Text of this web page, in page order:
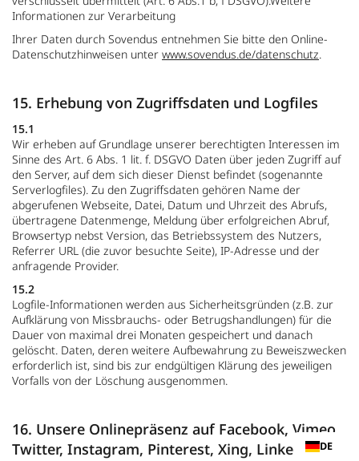
Informationen zur Verarbeitung
Ihrer Daten durch Sovendus entnehmen Sie bitte den Online-
Datenschutzhinweisen unter www.sovendus.de/datenschutz.
15. Erhebung von Zugriffsdaten und Logfiles
15.1
Wir erheben auf Grundlage unserer berechtigten Interessen im
Sinne des Art. 6 Abs. 1 lit. f. DSGVO Daten über jeden Zugriff auf
den Server, auf dem sich dieser Dienst befindet (sogenannte
Serverlogfiles). Zu den Zugriffsdaten gehören Name der
abgerufenen Webseite, Datei, Datum und Uhrzeit des Abrufs,
übertragene Datenmenge, Meldung über erfolgreichen Abruf,
Browsertyp nebst Version, das Betriebssystem des Nutzers,
Referrer URL (die zuvor besuchte Seite), IP-Adresse und der
anfragende Provider.
15.2
Logfile-Informationen werden aus Sicherheitsgründen (z.B. zur
Aufklärung von Missbrauchs- oder Betrugshandlungen) für die
Dauer von maximal drei Monaten gespeichert und danach
gelöscht. Daten, deren weitere Aufbewahrung zu Beweiszwecken
erforderlich ist, sind bis zur endgültigen Klärung des jeweiligen
Vorfalls von der Löschung ausgenommen.
16. Unsere Onlinepräsenz auf Facebook, Vimeo,
Twitter, Instagram, Pinterest, Xing, LinkedIn DE